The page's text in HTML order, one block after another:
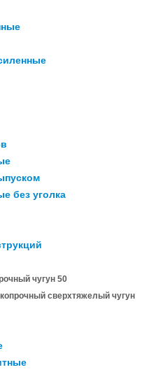
без уголка
чугун 50
сверхтяжелый чугун